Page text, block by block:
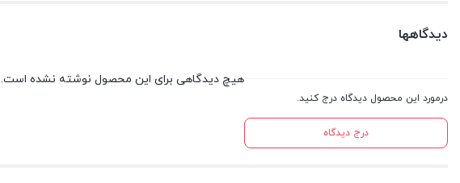
دیدگاهها
درمورد این محصول دیدگاه درج کنید.
درج دیدگاه
هیچ دیدگاهی برای این محصول نوشته نشده است.